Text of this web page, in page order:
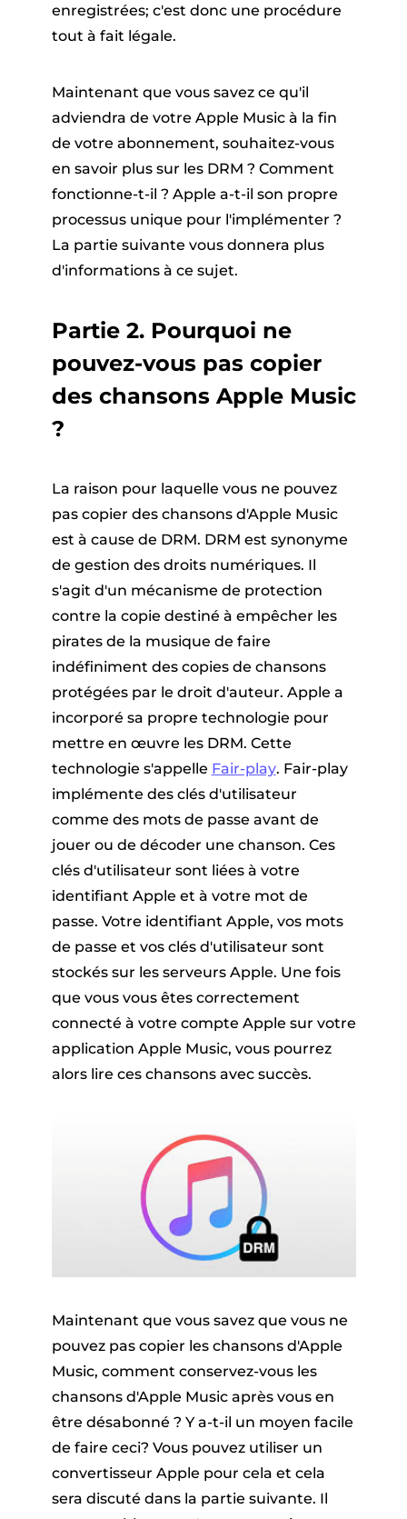
enregistrées; c'est donc une procédure
tout à fait légale.
Maintenant que vous savez ce qu'il
adviendra de votre Apple Music à la fin
de votre abonnement, souhaitez-vous
en savoir plus sur les DRM ? Comment
fonctionne-t-il ? Apple a-t-il son propre
processus unique pour l'implémenter ?
La partie suivante vous donnera plus
d'informations à ce sujet.
Partie 2. Pourquoi ne
pouvez-vous pas copier
des chansons Apple Music
?
La raison pour laquelle vous ne pouvez
pas copier des chansons d'Apple Music
est à cause de DRM. DRM est synonyme
de gestion des droits numériques. Il
s'agit d'un mécanisme de protection
contre la copie destiné à empêcher les
pirates de la musique de faire
indéfiniment des copies de chansons
protégées par le droit d'auteur. Apple a
incorporé sa propre technologie pour
mettre en œuvre les DRM. Cette
technologie s'appelle Fair-play. Fair-play
implémente des clés d'utilisateur
comme des mots de passe avant de
jouer ou de décoder une chanson. Ces
clés d'utilisateur sont liées à votre
identifiant Apple et à votre mot de
passe. Votre identifiant Apple, vos mots
de passe et vos clés d'utilisateur sont
stockés sur les serveurs Apple. Une fois
que vous vous êtes correctement
connecté à votre compte Apple sur votre
application Apple Music, vous pourrez
alors lire ces chansons avec succès.
Maintenant que vous savez que vous ne
pouvez pas copier les chansons d'Apple
Music, comment conservez-vous les
chansons d'Apple Music après vous en
être désabonné ? Y a-t-il un moyen facile
de faire ceci? Vous pouvez utiliser un
convertisseur Apple pour cela et cela
sera discuté dans la partie suivante. Il